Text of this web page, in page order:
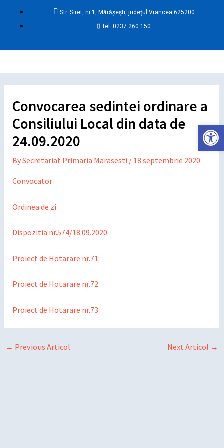
Str. Siret, nr.1, Mărășești, județul Vrancea 625200
Tel: 0237 260 150
Convocarea sedintei ordinare a
Consiliului Local din data de
24.09.2020
BySecretariat Primaria Marasesti / 18 septembrie 2020
Convocator
Ordinea de zi
Dispozitia nr.574/18.09.2020.
Proiect de Hotarare nr.71
Proiect de Hotarare nr.72
Proiect de Hotarare nr.73
← Previous Articol Next Articol →
Deschide